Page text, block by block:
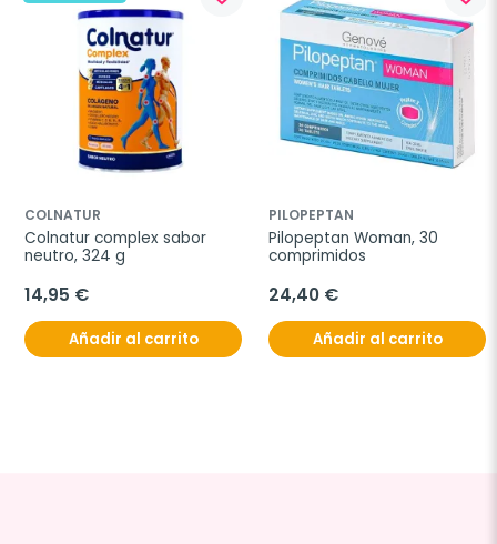
COLNATUR
Colnatur complex sabor
neutro, 324 g
14,95 €
Añadir al carrito
PILOPEPTAN
Pilopeptan Woman, 30
comprimidos
24,40 €
Añadir al carrito